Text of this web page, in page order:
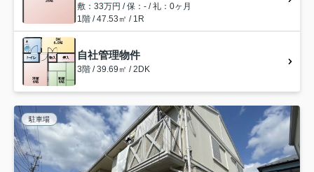
敷：33万円 / 保：- / 礼：0ヶ月
1階 / 47.53㎡ / 1R
自社管理物件
3階 / 39.69㎡ / 2DK
駐車場